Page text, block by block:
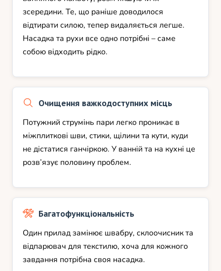
зсередини. Те, що раніше доводилося
відтирати силою, тепер видаляється легше.
Насадка та рухи все одно потрібні – саме
собою відходить рідко.
Очищення важкодоступних місць
Потужний струмінь пари легко проникає в
міжплиткові шви, стики, щілини та кути, куди
не дістатися ганчіркою. У ванній та на кухні це
розв’язує половину проблем.
Багатофункціональність
Один прилад замінює швабру, склоочисник та
відпарювач для текстилю, хоча для кожного
завдання потрібна своя насадка.